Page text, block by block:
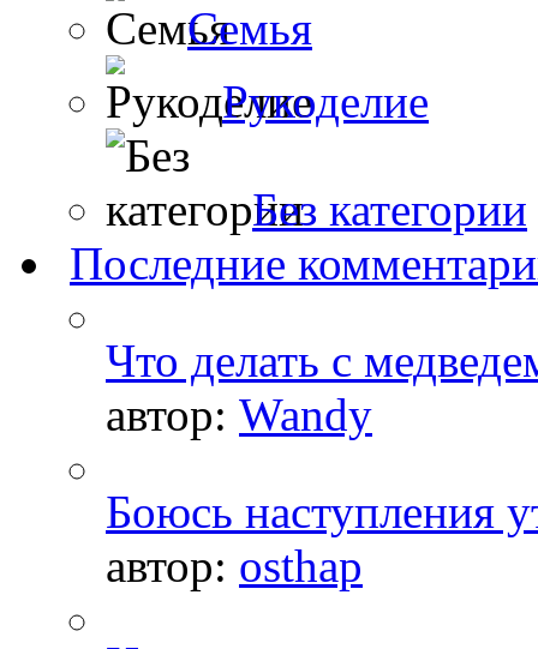
Семья
Рукоделие
Без категории
Последние
Что делать с
автор: Wandy
Боюсь наступления
автор: osthap